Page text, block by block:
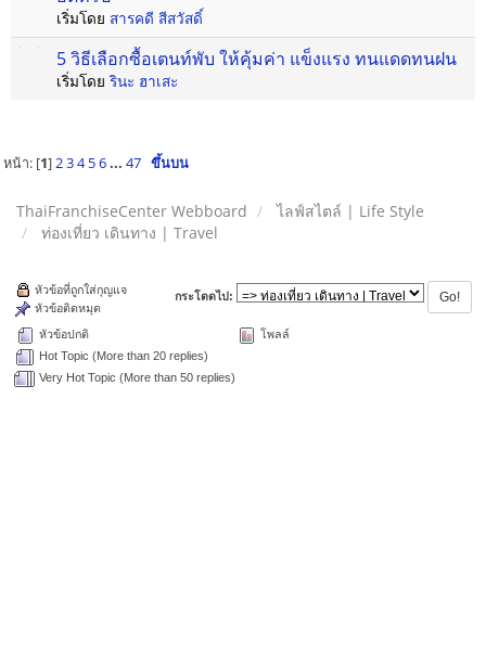
เริ่มโดย สารคดี สีสวัสดิ์
5 วิธีเลือกซื้อเตนท์พับ ให้คุ้มค่า แข็งแรง ทนแดดทนฝน
เริ่มโดยรินะ ฮาเสะ
หน้า: [1]2 3 4 5 6 ... 47 ขึ้นบน
ThaiFranchiseCenter Webboard
ไลฟ์สไตล์ | Life Style
ท่องเที่ยว เดินทาง | Travel
กระโดดไป:
หัวข้อปกติ
Hot Topic (More than 20 replies)
Very Hot Topic (More than 50 replies)
หัวข้อที่ถูกใส่กุญแจ
หัวข้อติดหมุด
โพลล์